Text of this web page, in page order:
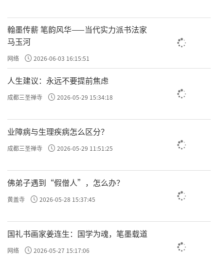
翰墨传薪 笔韵风华——当代实力派书法家
马玉河
网络 2026-06-03 16:15:51
人生建议：永远不要提前焦虑
成都三圣禅寺 2026-05-29 15:34:18
业障病与生理疾病怎么区分？
成都三圣禅寺 2026-05-29 11:51:25
佛弟子遇到“假僧人”，怎么办？
黄盖寺 2026-05-28 15:37:45
国礼书画家姜连生：国学为魂，笔墨载道
网络 2026-05-27 15:17:06